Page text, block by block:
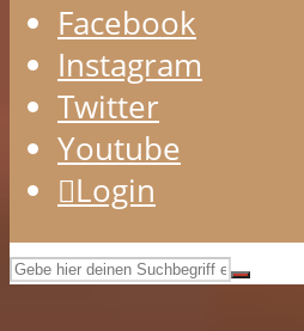
Facebook
Instagram
Twitter
Youtube
Login